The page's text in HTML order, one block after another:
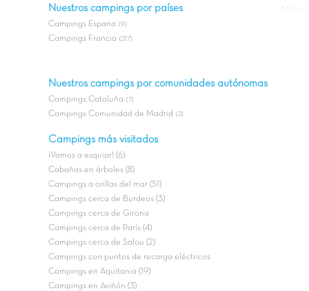
Nuestros campings por países
Campings Espana (9)
Campings Francia (217)
Nuestros campings por comunidades autónomas
Campings Cataluña (7)
Campings Comunidad de Madrid (2)
Campings más visitados
¡Vamos a esquiar! (6)
Cabañas en árboles (8)
Campings a orillas del mar (51)
Campings cerca de Burdeos (3)
Campings cerca de Girona
Campings cerca de París (4)
Campings cerca de Salou (2)
Campings con puntos de recarga eléctricos
Campings en Aquitania (19)
Campings en Aviñón (3)